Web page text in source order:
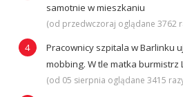
samotnie w mieszkaniu
(od przedwczoraj oglądane 3762
Pracownicy szpitala w Barlinku
mobbing. W tle matka burmistrz
(od 05 sierpnia oglądane 3415